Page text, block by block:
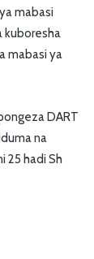
mabasi
kuboresha
mabasi ya
DART
na
25 hadi Sh